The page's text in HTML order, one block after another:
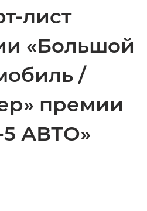
лист
«Большой
/
премии
АВТО»